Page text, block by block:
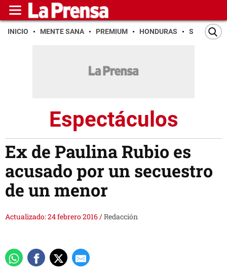
INICIO MENTE SANA PREMIUM HONDURAS SAN PEDRO
Espectáculos
Ex de Paulina Rubio es
acusado por un secuestro
de un menor
Actualizado: 24 febrero 2016/Redacción